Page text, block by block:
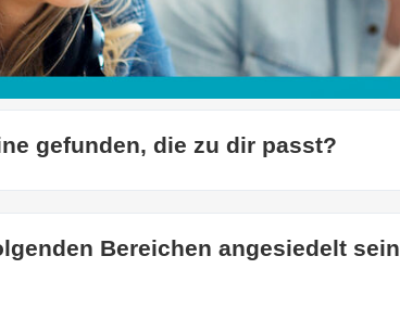
gefunden, die zu dir passt?
Bereichen angesiedelt sein